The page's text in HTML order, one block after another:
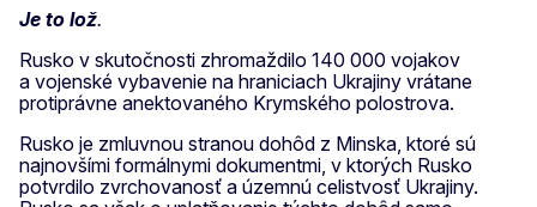
Je to lož.
Rusko v skutočnosti zhromaždilo 140 000 vojakov
a vojenské vybavenie na hraniciach Ukrajiny vrátane
protiprávne anektovaného Krymského polostrova.
Rusko je zmluvnou stranou dohôd z Minska, ktoré sú
najnovšími formálnymi dokumentmi, v ktorých Rusko
potvrdilo zvrchovanosť a územnú celistvosť Ukrajiny.